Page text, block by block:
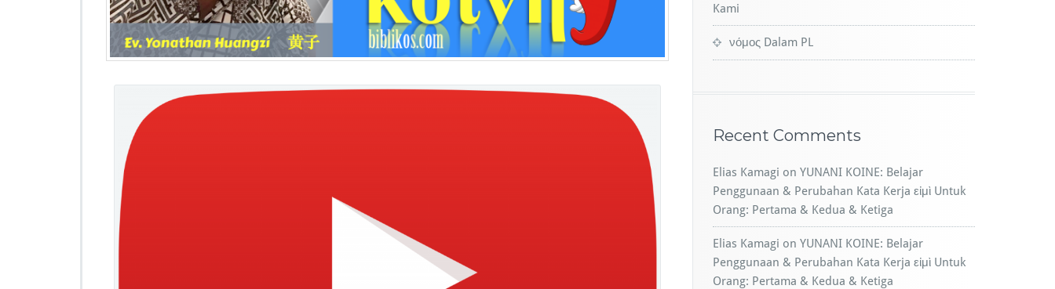
Kami
νόμος Dalam PL​
Recent Comments
Elias Kamagi on YUNANI KOINE: Belajar
Penggunaan & Perubahan Kata Kerja εἰμὶ Untuk
Orang: Pertama & Kedua & Ketiga
Elias Kamagi on YUNANI KOINE: Belajar
Penggunaan & Perubahan Kata Kerja εἰμὶ Untuk
Orang: Pertama & Kedua & Ketiga